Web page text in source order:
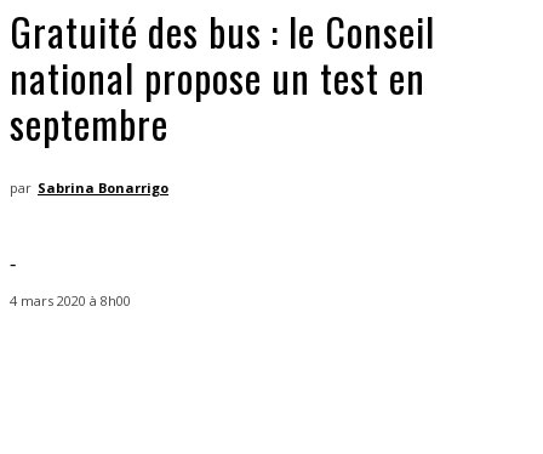
Gratuité des bus : le Conseil
national propose un test en
septembre
par Sabrina Bonarrigo
-
4 mars 2020 à 8h00